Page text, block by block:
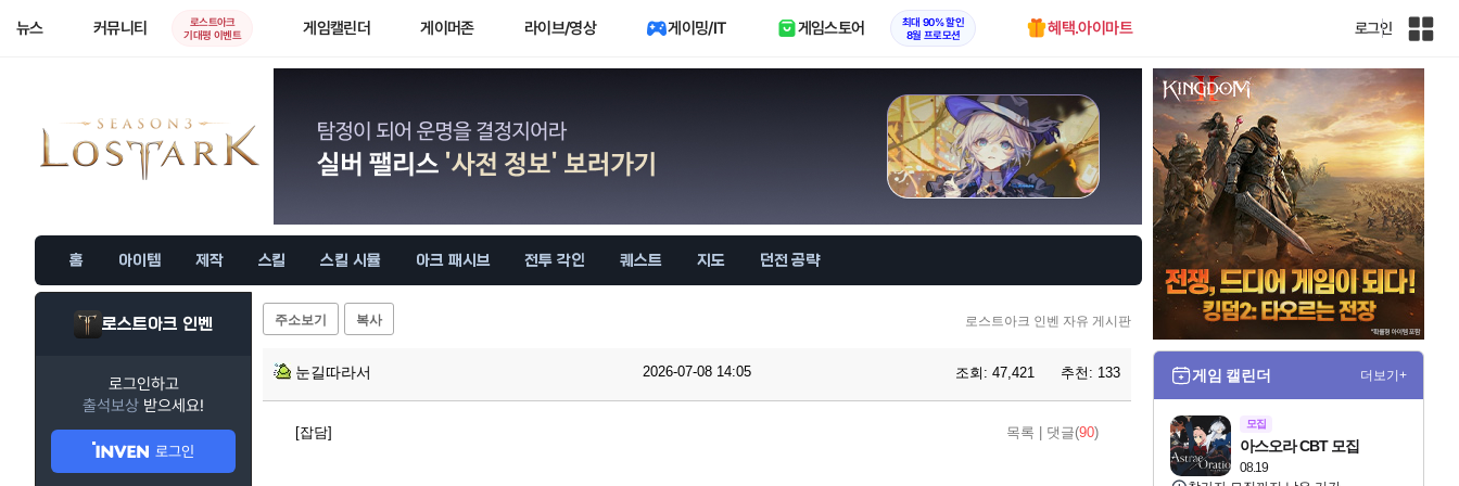
뉴스 커뮤니티
로스트아크
기대평 이벤트
게임캘린더 게이머존 라이브/영상 게이밍/IT 게임스토어
최대 90% 할인
8월 프로모션
혜택.아이마트 로그인
인
사
이
트
맵
홈 아이템 제작 스킬 스킬 시뮬 아크 패시브 전투 각인 퀘스트 지도 던전 공략
로스트아크 인벤
로그인하고
출석보상 받으세요!
로그인
주소보기 복사 로스트아크 인벤 자유 게시판
눈길따라서 2026-07-08 14:05 조회: 47,421 추천: 133
[잡담] 목록 댓글(90)
게임 캘린더 더보기+
모집
08.19
아스오라 CBT 모집